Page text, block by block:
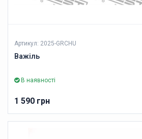
Артикул: 2025-GRCHU
Важіль
В наявності
1 590 грн